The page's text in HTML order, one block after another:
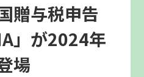
贈与税申告
」が2024年
場